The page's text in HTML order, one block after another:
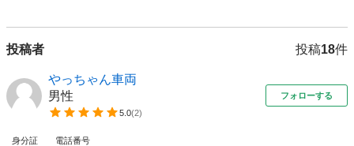
投稿者 投稿18件
やっちゃん車両
男性
5.0(2)
フォローする
身分証 電話番号